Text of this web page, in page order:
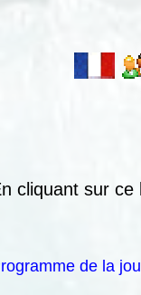
sur ce
de la